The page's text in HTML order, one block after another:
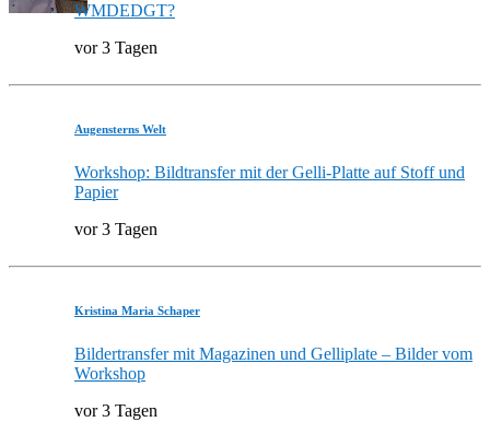
WMDEDGT?
vor 3 Tagen
Augensterns Welt
Workshop: Bildtransfer mit der Gelli-Platte auf Stoff und
Papier
vor 3 Tagen
Kristina Maria Schaper
Bildertransfer mit Magazinen und Gelliplate – Bilder vom
Workshop
vor 3 Tagen